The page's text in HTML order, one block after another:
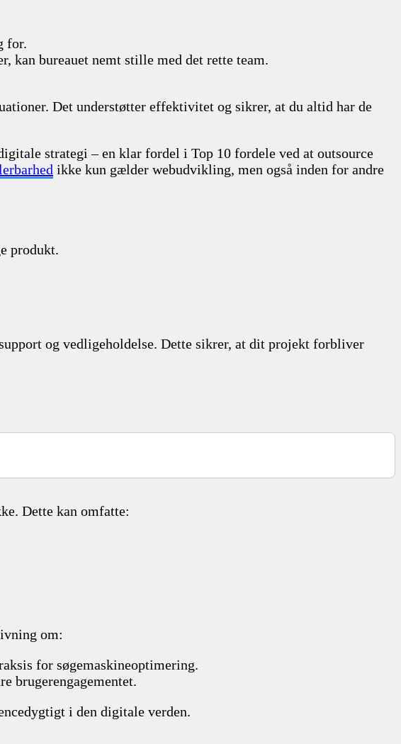
for.
kan bureauet nemt stille med det rette team.
Det understøtter effektivitet og sikrer, at du altid har de
strategi – en klar fordel i Top 10 fordele ved at outsource
ikke kun gælder webudvikling, men også inden for andre
produkt.
og vedligeholdelse. Dette sikrer, at dit projekt forbliver
Dette kan omfatte:
om:
for søgemaskineoptimering.
brugerengagementet.
i den digitale verden.